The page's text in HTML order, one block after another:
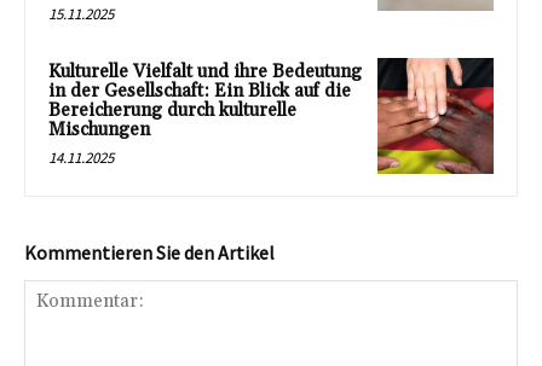
15.11.2025
Kulturelle Vielfalt und ihre Bedeutung
in der Gesellschaft: Ein Blick auf die
Bereicherung durch kulturelle
Mischungen
14.11.2025
Kommentieren Sie den Artikel